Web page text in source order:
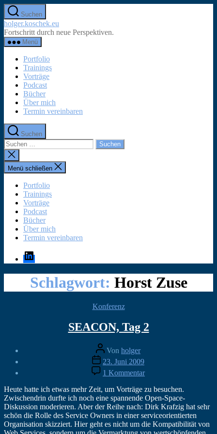
Zum
Inhalt
springen
Suchen
holger.koschek.eu
Fortschritt durch neue Perspektiven.
Menü
Portfolio
Trainings
Vorträge
Podcast
Bücher
Über mich
Termin vereinbaren
Suchen
Suchen
nach:
Suche
schließen
Menü schließen
Portfolio
Trainings
Vorträge
Podcast
Bücher
Über mich
Termin vereinbaren
LinkedIn
Schlagwort: Horst Zuse
Kategorien
Konferenz
SEACON, Tag 2
Beitragsautor
Von holger
Veröffentlichungsdatum
23. Juni 2009
1 Kommentarzu
SEACON,
Tag
2
Heute hatte ich etwas mehr Zeit, um Vorträge zu besuchen.
Zwischendrin durfte ich noch eine spannende Open-Space-
Diskussion moderieren. Aber der Reihe nach: Dirk Krafzig hat sehr
schön die Rolle des Service Owners in einer serviceorientierten
Organisation skizziert. Hier geht es nicht um die Kompatibilität von